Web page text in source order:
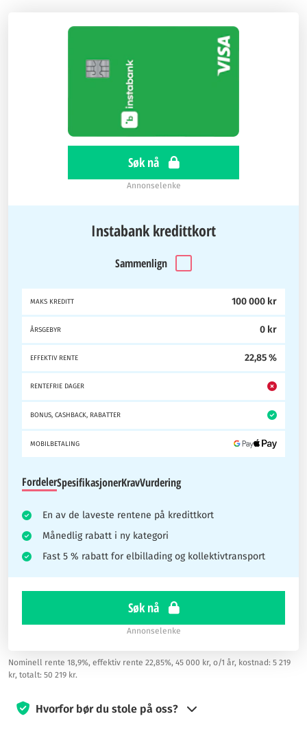
Søk nå
Annonselenke
Instabank kredittkort
Sammenlign
MAKS KREDITT 100 000 kr
ÅRSGEBYR 0 kr
EFFEKTIV RENTE 22,85 %
RENTEFRIE DAGER
BONUS, CASHBACK, RABATTER
MOBILBETALING
FordelerSpesifikasjonerKravVurdering
En av de laveste rentene på kredittkort
Månedlig rabatt i ny kategori
Fast 5 % rabatt for elbillading og kollektivtransport
Søk nå
Annonselenke
Nominell rente 18,9%, effektiv rente 22,85%, 45 000 kr, o/1 år, kostnad: 5 219
kr, totalt: 50 219 kr.
Hvorfor bør du stole på oss?